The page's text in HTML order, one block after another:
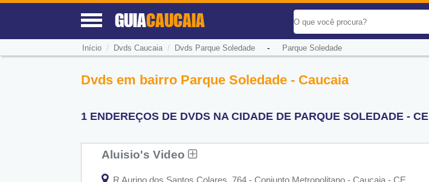
GUIACAUCAIA
Início / Dvds Caucaia/ Dvds Parque Soledade- Parque Soledade
Dvds em bairro Parque Soledade - Caucaia
1 ENDEREÇOS DE DVDS NA CIDADE DE PARQUE SOLEDADE - CE
Aluisio's Video
R Aurino dos Santos Colares, 764 - Conjunto Metropolitano - Caucaia - CE